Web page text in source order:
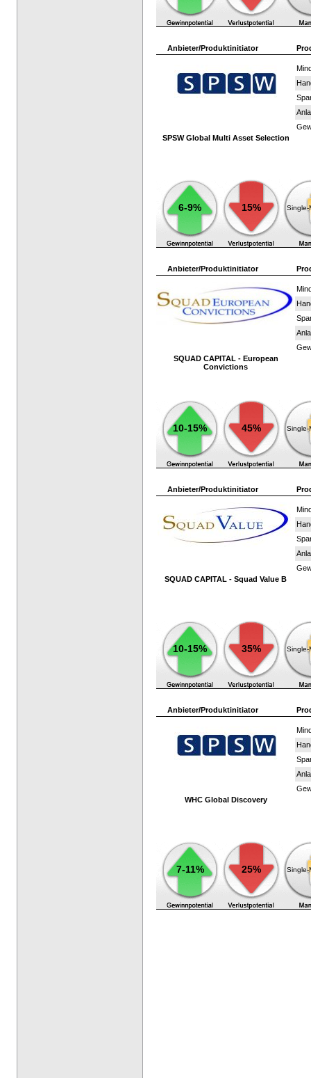
Anbieter/Produktinitiator
SPSW Global Multi Asset Selection
6-9% 15% Single-
Anbieter/Produktinitiator
SQUAD CAPITAL - European
Convictions
10-15% 45% Single-
Anbieter/Produktinitiator
SQUAD CAPITAL - Squad Value B
10-15% 35% Single-
Anbieter/Produktinitiator
WHC Global Discovery
7-11% 25% Single-